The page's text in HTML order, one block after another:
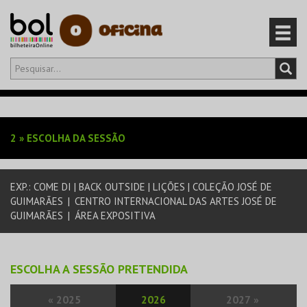
Olá,iniciar sessão
EVENTOS
CARTÕES
PRODUTOS
2 » ESCOLHA DA SESSÃO
EXP.: COME DI | BACK OUTSIDE | LIÇÕES | COLEÇÃO JOSÉ DE
GUIMARÃES | CENTRO INTERNACIONAL DAS ARTES JOSÉ DE
GUIMARÃES | ÁREA EXPOSITIVA
ESCOLHA A SESSÃO PRETENDIDA
« 2025 2026 2027 »